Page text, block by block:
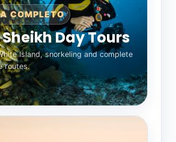
COMPLETO
Day Tours
Island, snorkeling and complete
routes.